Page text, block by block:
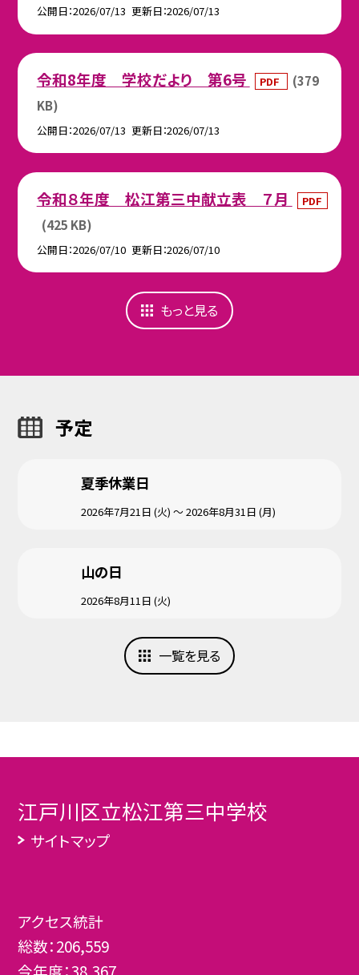
公開日 2026/07/13 更新日 2026/07/13
令和8年度 学校だより 第6号 PDF
(379
KB)
公開日 2026/07/13 更新日 2026/07/13
令和８年度 松江第三中献立表 ７月 PDF
(425 KB)
公開日 2026/07/10 更新日 2026/07/10
もっと見る
予定
夏季休業日
2026年7月21日 (火) ～ 2026年8月31日 (月)
山の日
2026年8月11日 (火)
一覧を見る
江戸川区立松江第三中学校
サイトマップ
アクセス統計
総数：206,559
今年度：38,367